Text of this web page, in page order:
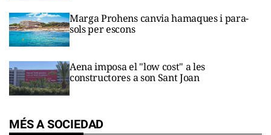
Marga Prohens canvia hamaques i para-
sols per escons
Aena imposa el "low cost" a les
constructores a son Sant Joan
MÉS A SOCIEDAD